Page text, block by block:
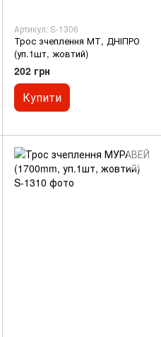
Артикул: S-1306
Трос зчеплення МТ, ДНІПРО
(уп.1шт, жовтий)
202 грн
Купити